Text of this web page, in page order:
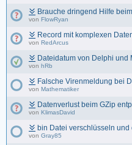
Brauche dringend Hilfe
von FlowRyan
Record mit komplexen
von RedArcus
Dateidatum von Delphi und
von hRb
Falsche Virenmeldung bei
von Mathematiker
Datenverlust beim GZip
von KlimasDavid
bin Datei verschlüsseln und
von Gray85